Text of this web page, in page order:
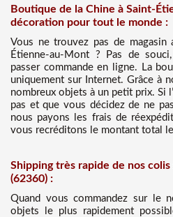
Boutique de la Chine à Saint-
décoration pour tout le monde :
Vous ne trouvez pas de magasin
Étienne-au-Mont ? Pas de
passer commande en ligne. La
uniquement sur Internet. Grâce à
nombreux objets à un petit prix. Si
pas et que vous décidez de ne
nous payons les frais de
vous recréditons le montant total
Shipping très rapide de nos
(62360) :
Quand vous commandez sur le
objets le plus rapidement